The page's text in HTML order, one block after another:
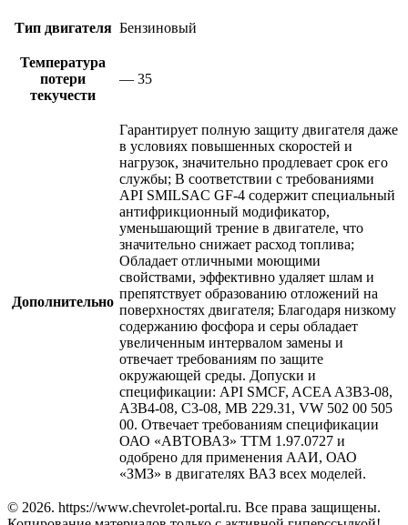
Тип двигателя Бензиновый
Температура
потери
текучести
— 35
Дополнительно
Гарантирует полную защиту двигателя даже
в условиях повышенных скоростей и
нагрузок, значительно продлевает срок его
службы; В соответствии с требованиями
API SMILSAC GF-4 содержит специальный
антифрикционный модификатор,
уменьшающий трение в двигателе, что
значительно снижает расход топлива;
Обладает отличными моющими
свойствами, эффективно удаляет шлам и
препятствует образованию отложений на
поверхностях двигателя; Благодаря низкому
содержанию фосфора и серы обладает
увеличенным интервалом замены и
отвечает требованиям по защите
окружающей среды. Допуски и
спецификации: API SMCF, ACEA A3B3-08,
A3B4-08, C3-08, MB 229.31, VW 502 00 505
00. Отвечает требованиям спецификации
ОАО «АВТОВАЗ» ТТМ 1.97.0727 и
одобрено для применения ААИ, ОАО
«ЗМЗ» в двигателях ВАЗ всех моделей.
© 2026. https://www.chevrolet-portal.ru. Все права защищены.